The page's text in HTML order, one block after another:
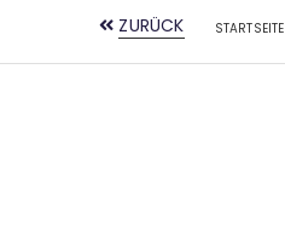
ZURÜCK STARTSEITE